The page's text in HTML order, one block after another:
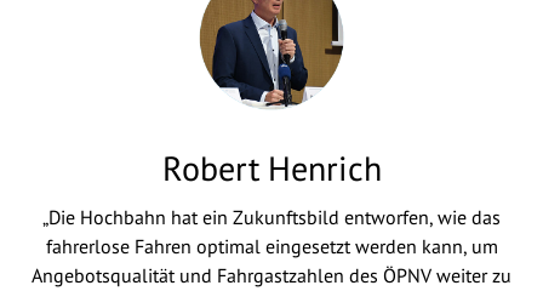
Robert Henrich
„Die Hochbahn hat ein Zukunftsbild entworfen, wie das
fahrerlose Fahren optimal eingesetzt werden kann, um
Angebotsqualität und Fahrgastzahlen des ÖPNV weiter zu